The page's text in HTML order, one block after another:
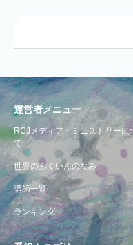
運営者メニュー
RCJメディア・ミニストリーに
て
世界のふくいんのなみ
講師一覧
ランキング